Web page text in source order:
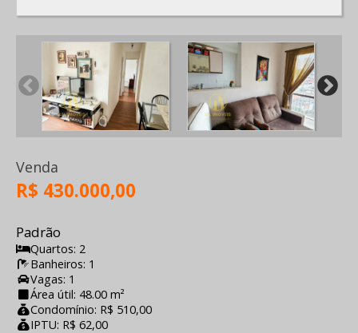
Venda
R$ 430.000,00
Padrão
Quartos: 2
Banheiros: 1
Vagas: 1
Área útil: 48.00 m²
Condomínio: R$ 510,00
IPTU: R$ 62,00